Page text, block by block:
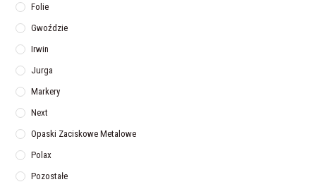
Folie
Gwoździe
Irwin
Jurga
Markery
Next
Opaski Zaciskowe Metalowe
Polax
Pozostałe